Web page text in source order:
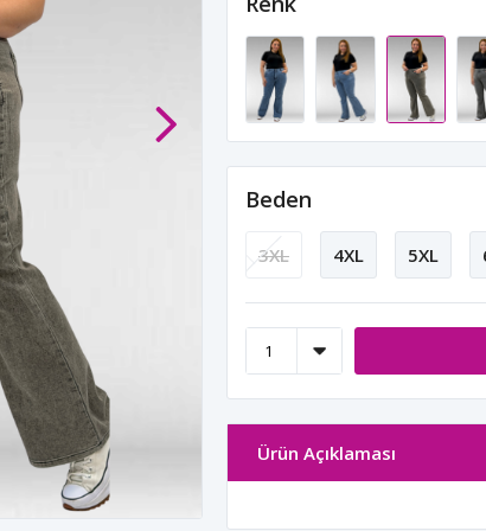
Beden
3XL 4XL 5XL
Ürün Açıklaması